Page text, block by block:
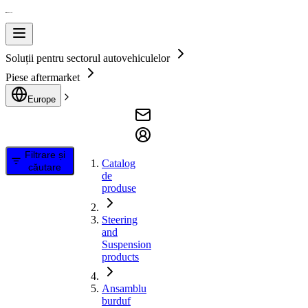
Soluții pentru sectorul autovehiculelor
Piese aftermarket
Europe
Filtrare și
căutare
Catalog
de
produse
Steering
and
Suspension
products
Ansamblu
burduf